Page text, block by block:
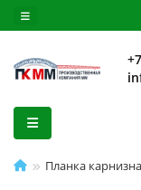
Планка